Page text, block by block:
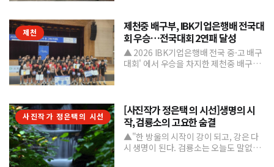
제천
제천중 배구부, IBK기업은행배 전국대
회 우승…전국대회 2연패 달성
▲ 2026 IBK기업은행배 전국 중·고 배구
대회' 에서 우승을 차지한 제천중 배구부.
사진작가 정은택의 시선
[사진작가 정은택 의 시선]생명의 시
작, 검룡소의 고요한 숨결
▲"한 방울의 시작이 강이 되고, 강은 다
시 생명이 된다. 검룡소는 오늘도 말없이